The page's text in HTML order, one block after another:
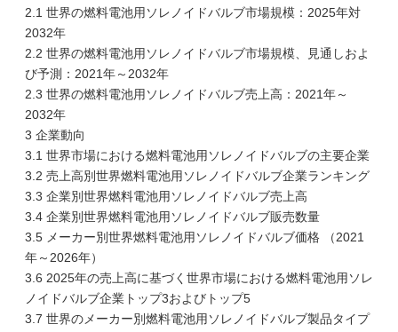
2.1 世界の燃料電池用ソレノイドバルブ市場規模：2025年対
2032年
2.2 世界の燃料電池用ソレノイドバルブ市場規模、見通しおよ
び予測：2021年～2032年
2.3 世界の燃料電池用ソレノイドバルブ売上高：2021年～
2032年
3 企業動向
3.1 世界市場における燃料電池用ソレノイドバルブの主要企業
3.2 売上高別世界燃料電池用ソレノイドバルブ企業ランキング
3.3 企業別世界燃料電池用ソレノイドバルブ売上高
3.4 企業別世界燃料電池用ソレノイドバルブ販売数量
3.5 メーカー別世界燃料電池用ソレノイドバルブ価格 （2021
年～2026年）
3.6 2025年の売上高に基づく世界市場における燃料電池用ソレ
ノイドバルブ企業トップ3およびトップ5
3.7 世界のメーカー別燃料電池用ソレノイドバルブ製品タイプ